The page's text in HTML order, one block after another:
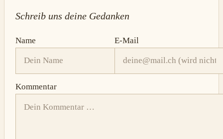
Schreib uns deine Gedanken
Name E-Mail
Kommentar